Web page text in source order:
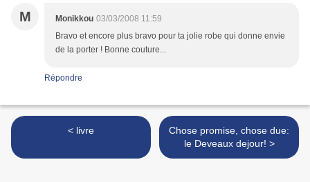
M Monikkou 03/03/2008 11:59
Bravo et encore plus bravo pour ta jolie robe qui donne envie
de la porter ! Bonne couture...
Répondre
< livre
Chose promise, chose due:
le Deveaux dejour! >